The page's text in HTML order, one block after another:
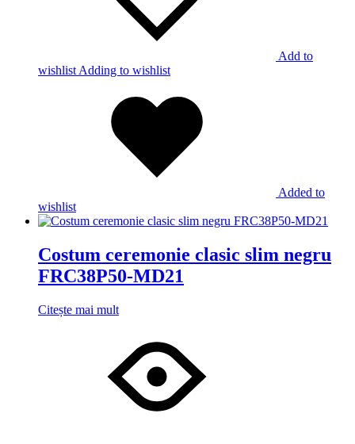
Add to
wishlist Adding to wishlist
Added to
wishlist
Costum ceremonie clasic slim negru
FRC38P50-MD21
Citește mai mult